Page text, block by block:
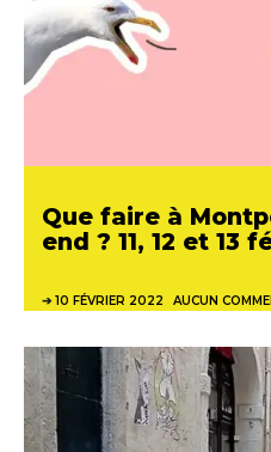
Que faire à
end ? 11, 12 et 13
10 FÉVRIER 2022 AUCUN